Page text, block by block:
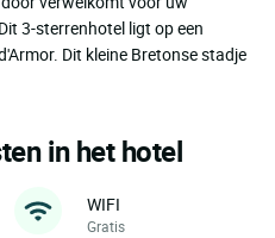
3-sterrenhotel ligt op een
Dit kleine Bretonse stadje
in het hotel
WIFI
Gratis